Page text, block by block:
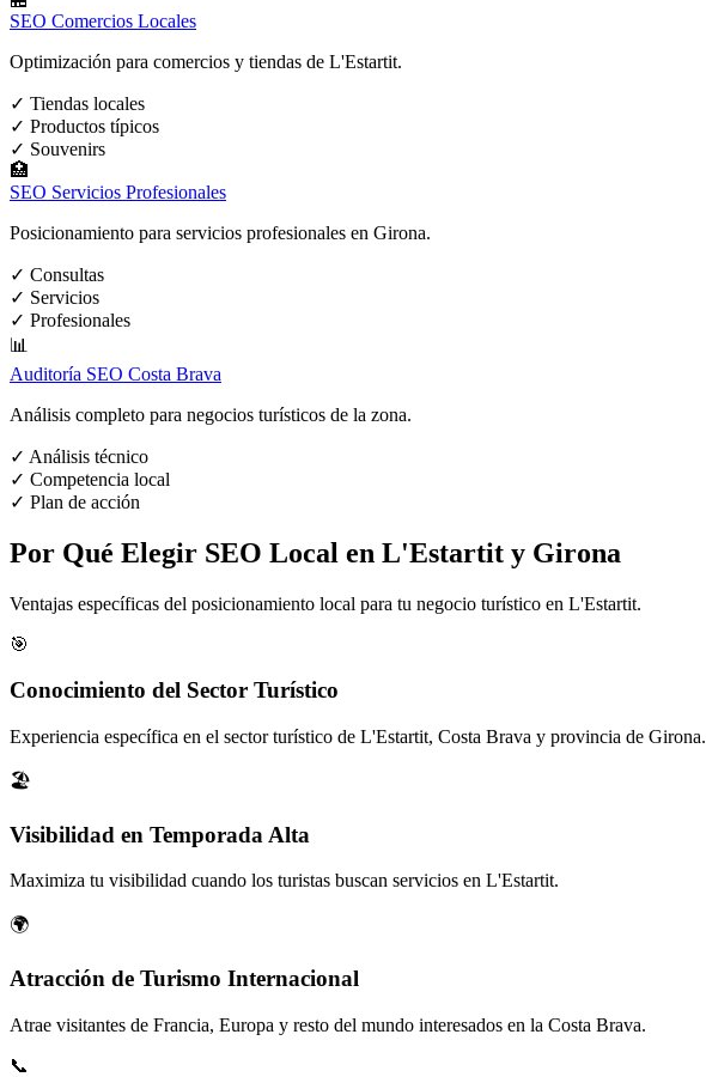
SEO Comercios Locales
Optimización para comercios y tiendas de L'Estartit.
✓ Tiendas locales
✓ Productos típicos
✓ Souvenirs
🏥
SEO Servicios Profesionales
Posicionamiento para servicios profesionales en Girona.
✓ Consultas
✓ Servicios
✓ Profesionales
📊
Auditoría SEO Costa Brava
Análisis completo para negocios turísticos de la zona.
✓ Análisis técnico
✓ Competencia local
✓ Plan de acción
Por Qué Elegir SEO Local en L'Estartit y Girona
Ventajas específicas del posicionamiento local para tu negocio turístico en L'Estartit.
🎯
Conocimiento del Sector Turístico
Experiencia específica en el sector turístico de L'Estartit, Costa Brava y provincia de Girona.
🏖️
Visibilidad en Temporada Alta
Maximiza tu visibilidad cuando los turistas buscan servicios en L'Estartit.
🌍
Atracción de Turismo Internacional
Atrae visitantes de Francia, Europa y resto del mundo interesados en la Costa Brava.
📞